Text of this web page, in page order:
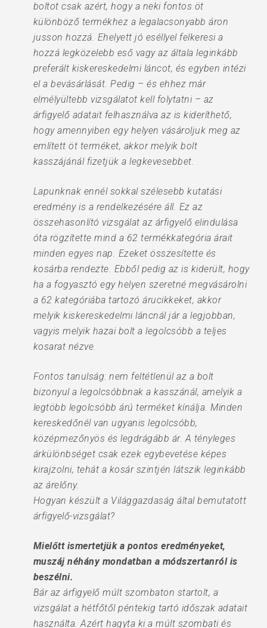
boltot csak azért, hogy a neki fontos öt
különböző termékhez a legalacsonyabb áron
jusson hozzá. Ehelyett jó eséllyel felkeresi a
hozzá legközelebb eső vagy az általa leginkább
preferált kiskereskedelmi láncot, és egyben intézi
el a bevásárlását. Pedig – és ehhez már
elmélyültebb vizsgálatot kell folytatni – az
árfigyelő adatait felhasználva az is kideríthető,
hogy amennyiben egy helyen vásároljuk meg az
említett öt terméket, akkor melyik bolt
kasszájánál fizetjük a legkevesebbet.
Lapunknak ennél sokkal szélesebb kutatási
eredmény is a rendelkezésére áll. Ez az
összehasonlító vizsgálat az árfigyelő elindulása
óta rögzítette mind a 62 termékkategória árait
minden egyes nap. Ezeket összesítette és
kosárba rendezte. Ebből pedig az is kiderült, hogy
ha a fogyasztó egy helyen szeretné megvásárolni
a 62 kategóriába tartozó árucikkeket, akkor
melyik kiskereskedelmi láncnál jár a legjobban,
vagyis melyik hazai bolt a legolcsóbb a teljes
kosarat nézve.
Fontos tanulság: nem feltétlenül az a bolt
bizonyul a legolcsóbbnak a kasszánál, amelyik a
legtöbb legolcsóbb árú terméket kínálja. Minden
kereskedőnél van ugyanis legolcsóbb,
középmezőnyös és legdrágább ár. A tényleges
árkülönbséget csak ezek egybevetése képes
kirajzolni, tehát a kosár szintjén látszik leginkább
az árelőny.
Hogyan készült a Világgazdaság által bemutatott
árfigyelő-vizsgálat?
Mielőtt ismertetjük a pontos eredményeket,
muszáj néhány mondatban a módszertanról is
beszélni.
Bár az árfigyelő múlt szombaton startolt, a
vizsgálat a hétfőtől péntekig tartó időszak adatait
használta. Azért hagyta ki a múlt szombati és